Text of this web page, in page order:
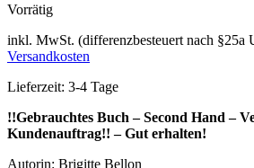
Vorrätig
inkl. MwSt. (differenzbesteuert nach §25a
Versandkosten
Lieferzeit: 3-4 Tage
!!Gebrauchtes Buch – Second Hand –
Kundenauftrag!! – Gut erhalten!
Autorin: Brigitte Bellon